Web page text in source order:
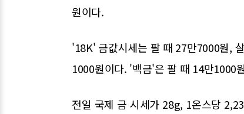
원이다.
'18K' 금값시세는 팔 때 27만7000원,
1000원이다. '백금'은 팔 때 14만1000
전일 국제 금 시세가 28g, 1온스당